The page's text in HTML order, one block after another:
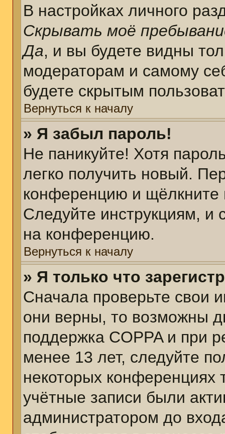
В настройках личного
Скрывать моё
Да, и вы будете видны
модераторам и самому
будете скрытым
Вернуться к началу
» Я забыл пароль!
Не паникуйте! Хотя
легко получить новый.
конференцию и щёлкните
Следуйте инструкциям, и
на конференцию.
Вернуться к началу
» Я только что
Сначала проверьте свои
они верны, то возможны
поддержка COPPA и при
менее 13 лет, следуйте
некоторых конференциях
учётные записи были
администратором до